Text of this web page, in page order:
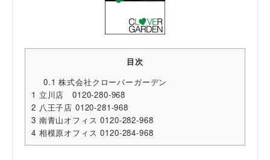
目次
0.1 株式会社クローバーガーデン
1 立川店 0120-280-968
2 八王子店 0120-281-968
3 南青山オフィス 0120-282-968
4 相模原オフィス 0120-284-968